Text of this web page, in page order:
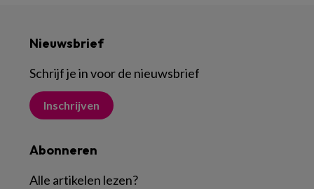
Nieuwsbrief
Schrijf je in voor de nieuwsbrief
Inschrijven
Abonneren
Alle artikelen lezen?